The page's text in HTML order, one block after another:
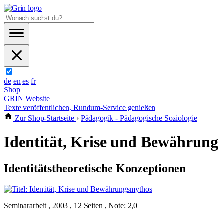
de en es fr
Shop
GRIN Website
Texte veröffentlichen, Rundum-Service genießen
Zur Shop-Startseite › Pädagogik - Pädagogische Soziologie
Identität, Krise und
Identitätstheoretische Konzeptionen
Seminararbeit , 2003 , 12 Seiten , Note: 2,0